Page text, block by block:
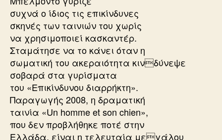
συχνά ο ίδιος τις επικίνδυνες
σκηνές των ταινιών του χωρίς
να χρησιμοποιεί κασκαντέρ.
Σταμάτησε να το κάνει όταν η
σωματική του ακεραιότητα κινδύνεψε
σοβαρά στα γυρίσματα
του «Επικίνδυνου διαρρήκτη».
Παραγωγής 2008, η δραματική
ταινία «Un homme et son chien»,
που δεν προβλήθηκε ποτέ στην
Ελλάδα, είναι η τελευταία μεγάλου